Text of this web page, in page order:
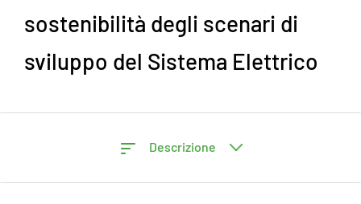
sostenibilità degli scenari di
sviluppo del Sistema Elettrico
Descrizione